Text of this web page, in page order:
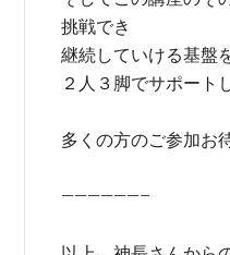
挑戦でき
継続していける基盤
２人３脚でサポート
多くの方のご参加お
——————–